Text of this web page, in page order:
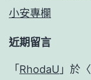
小安專欄
近期留言
「 RhodaU 」於〈